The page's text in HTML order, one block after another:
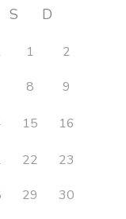
S D
1
2
8 9
15 16
22
23
29
30